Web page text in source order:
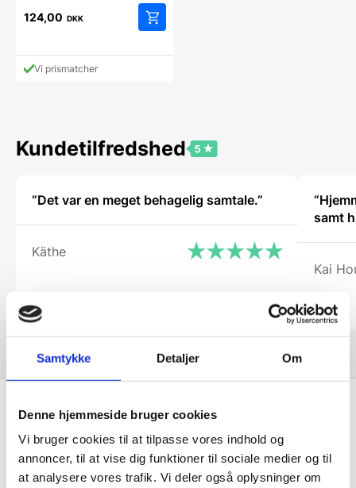
Samtykke Detaljer Om
Denne hjemmeside bruger cookies
Vi bruger cookies til at tilpasse vores indhold og
annoncer, til at vise dig funktioner til sociale medier og til
at analysere vores trafik. Vi deler også oplysninger om
124,00 DKK
Vi prismatcher
Kundetilfredshed
“Det var en meget behagelig samtale.”
Käthe
samt
Kai
Få de bedste tilbud først!
Husk at tilmelde dig vores nyhedsbrev og vær først